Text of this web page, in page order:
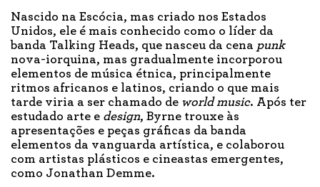
Nascido na Escócia, mas criado nos Estados
Unidos, ele é mais conhecido como o líder da
banda Talking Heads, que nasceu da cena punk
nova-iorquina, mas gradualmente incorporou
elementos de música étnica, principalmente
ritmos africanos e latinos, criando o que mais
tarde viria a ser chamado de world music. Após ter
estudado arte e design, Byrne trouxe às
apresentações e peças gráficas da banda
elementos da vanguarda artística, e colaborou
com artistas plásticos e cineastas emergentes,
como Jonathan Demme.